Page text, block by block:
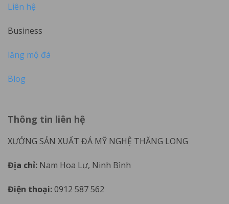
Liên hệ
Business
lăng mộ đá
Blog
Thông tin liên hệ
XƯỞNG SẢN XUẤT ĐÁ MỸ NGHỆ THĂNG LONG
Địa chỉ: Nam Hoa Lư, Ninh Bình
Điện thoại:0912 587 562